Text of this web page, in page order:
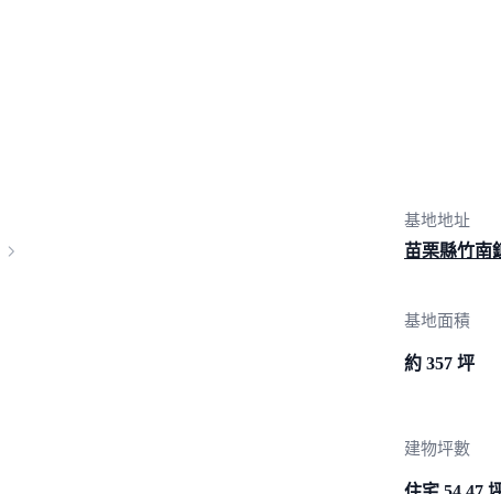
基地地址
苗栗縣竹南
基地面積
約 357 坪
建物坪數